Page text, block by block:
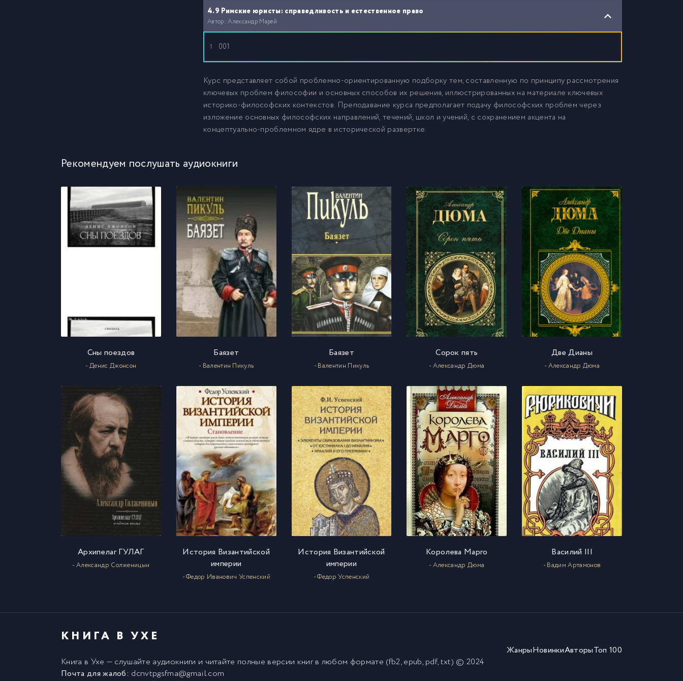
4.9 Римские юристы: справедливость и естественное право
Автор: Александр Марей
1 001
Курс представляет собой проблемно-ориентированную подборку тем, составленную по принципу рассмотрения
ключевых проблем философии и основных способов их решения, иллюстрированных на материале ключевых
историко-философских контекстов. Преподавание курса предполагает подачу философских проблем через
изложение основных философских направлений, течений, школ и учений, с сохранением акцента на
концептуально-проблемном ядре в исторической развертке.
Рекомендуем послушать аудиокниги
Сны поездов
- Денис Джонсон
Баязет
- Валентин Пикуль
Баязет
- Валентин Пикуль
Сорок пять
- Александр Дюма
Две Дианы
- Александр Дюма
Архипелаг ГУЛАГ
- Александр Солженицын
История Византийской
империи
- Федор Иванович Успенский
История Византийской
империи
- Федор Успенский
Королева Марго
- Александр Дюма
Василий III
- Вадим Артамонов
КНИГА В УХЕ
ЖанрыНовинкиАвторыТоп 100
Книга в Ухе — слушайте аудиокниги и читайте полные версии книгв любом формате (fb2, epub, pdf, txt) © 2024
Почта для жалоб: dcnvtpgsfma@gmail.com